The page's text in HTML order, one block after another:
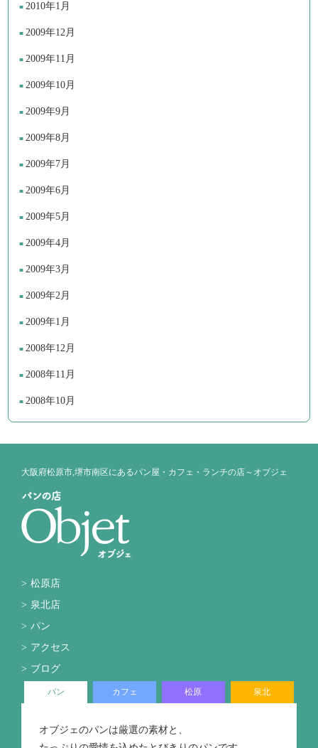
2010年1月
2009年12月
2009年11月
2009年10月
2009年9月
2009年8月
2009年7月
2009年6月
2009年5月
2009年4月
2009年3月
2009年2月
2009年1月
2008年12月
2008年11月
2008年10月
大阪府松原市,堺市南区にあるパン屋・カフェ・ランチの店～オブジェ
松原店
泉北店
パン
アクセス
ブログ
パン カフェ 松原 泉北
オブジェのパンは厳選の素材と、